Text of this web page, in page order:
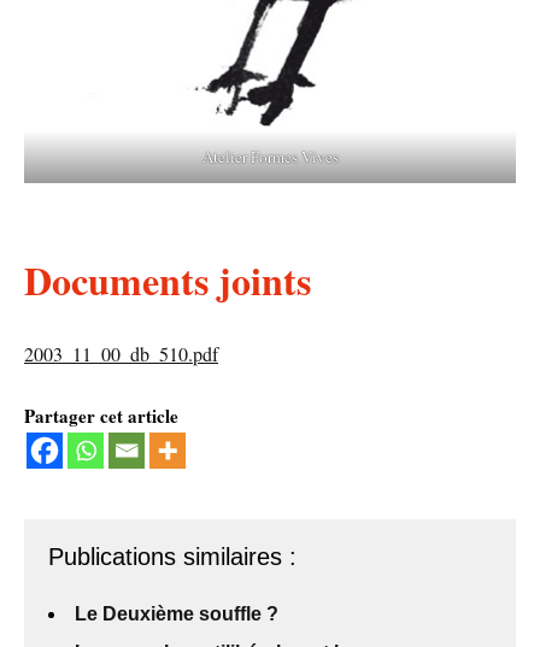
Atelier Formes Vives
Documents joints
2003_11_00_db_510.pdf
Partager cet article
Publications similaires :
Le Deuxième souffle ?